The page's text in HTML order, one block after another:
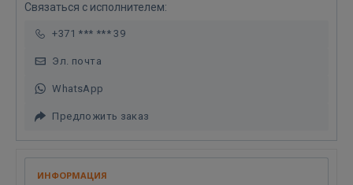
Связаться с исполнителем:
+371 *** *** 39
Эл. почта
WhatsApp
Предложить заказ
ИНФОРМАЦИЯ